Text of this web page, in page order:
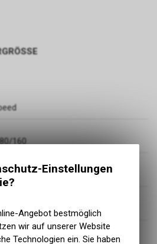
160
Plus 700x50c / 50-622
B
Einstellungen
Angebot bestmöglich
wir auf unserer Website
Technologien ein. Sie haben